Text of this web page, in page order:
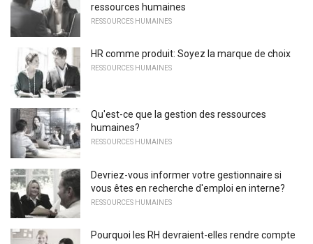
ressources humaines
RESSOURCES HUMAINES
HR comme produit: Soyez la marque de choix
RESSOURCES HUMAINES
Qu'est-ce que la gestion des ressources
humaines?
RESSOURCES HUMAINES
Devriez-vous informer votre gestionnaire si
vous êtes en recherche d'emploi en interne?
RESSOURCES HUMAINES
Pourquoi les RH devraient-elles rendre compte